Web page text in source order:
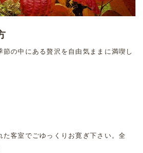
の中にある贅沢を自由気ままに満喫し
た客室でごゆっくりお寛ぎ下さい。全